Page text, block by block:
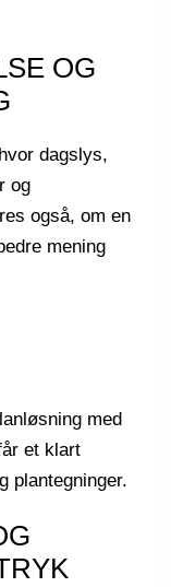
OG
dagslys,
og
også, om en
mening
med
et klart
plantegninger.